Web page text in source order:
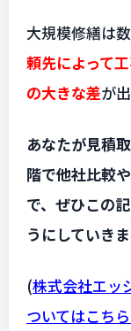
大規模修繕は
頼先によって
の大きな差が
あなたが見積
階で他社比較
で、ぜひこの
うにしていき
(株式会社エッ
ついてはこち